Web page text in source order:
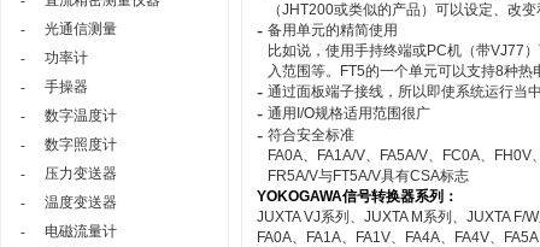
-
光通信测量
-
功率计
-
手操器
-
数字温度计
-
数字照度计
-
压力变送器
-
温度变送器
-
电磁流量计
（JHT200或类似的产品）可以设定、改
- 备用单元的精简使用
比如说，使用手持终端或PC机（带VJ77
入范围等。FT5的一个单元可以支持8种热
- 通过面板端子接线，所以即使系统运行当
- 通用I/O规格适用范围很广
- 符合安全标准
FA0A、FA1A/V、FA5A/V、FC0A、
FR5A/V与FT5A/V具有CSA标志
YOKOGAWA信号转换器系列：
JUXTA VJ系列、JUXTA M系列、JUXTA F/
FA0A、FA1A、FA1V、FA4A、FA4V、